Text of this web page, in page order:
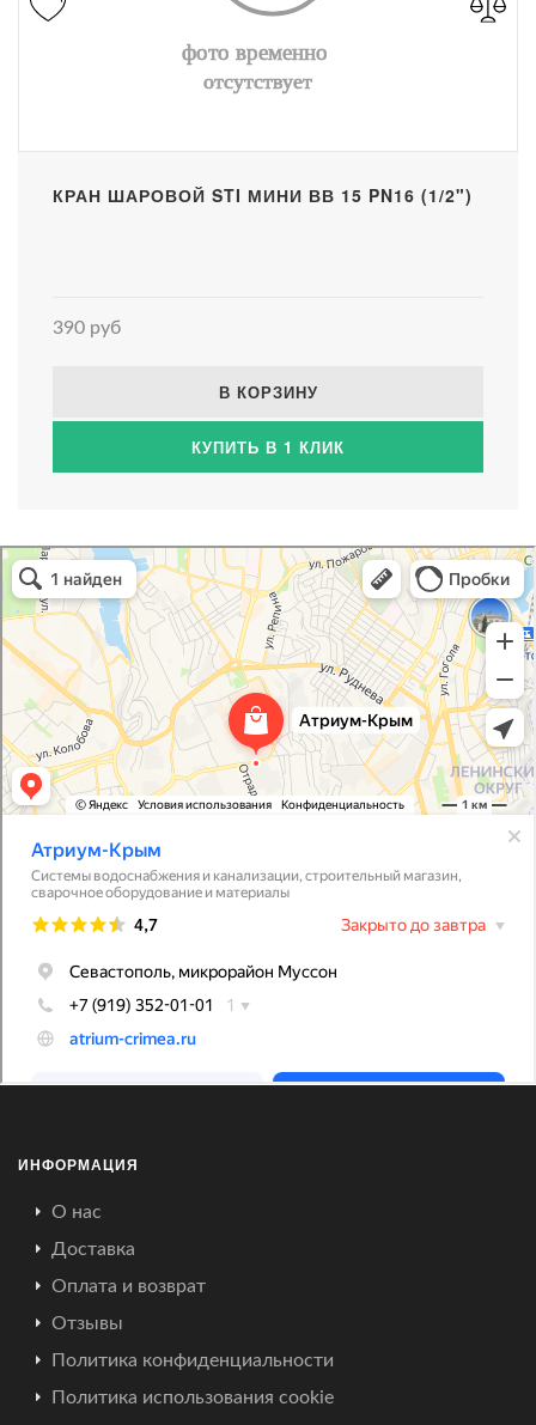
КРАН ШАРОВОЙ STI МИНИ ВВ 15 PN16 (1/2")
390 руб
В КОРЗИНУ
КУПИТЬ В 1 КЛИК
Атриум-Крым
Системы водоснабжения, отопления, канализации в Севастополе
Снабжение строительных объектов в Севастополе
ИНФОРМАЦИЯ
О нас
Доставка
Оплата и возврат
Отзывы
Политика конфиденциальности
Политика использования cookie